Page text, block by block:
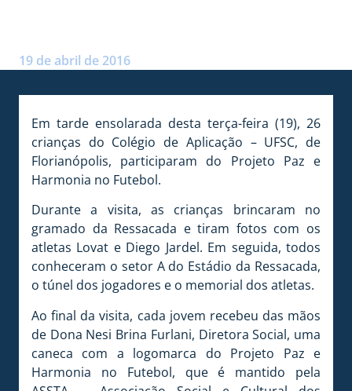
19 de abril de 2016
Em tarde ensolarada desta terça-feira (19), 26
crianças do Colégio de Aplicação – UFSC, de
Florianópolis, participaram do Projeto Paz e
Harmonia no Futebol.
Durante a visita, as crianças brincaram no
gramado da Ressacada e tiram fotos com os
atletas Lovat e Diego Jardel. Em seguida, todos
conheceram o setor A do Estádio da Ressacada,
o túnel dos jogadores e o memorial dos atletas.
Ao final da visita, cada jovem recebeu das mãos
de Dona Nesi Brina Furlani, Diretora Social, uma
caneca com a logomarca do Projeto Paz e
Harmonia no Futebol, que é mantido pela